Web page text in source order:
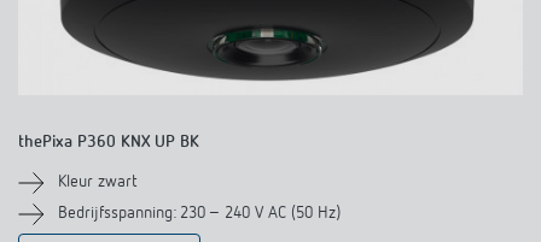
thePixa P360 KNX UP BK
Kleur zwart
Bedrijfsspanning: 230 – 240 V AC (50 Hz)